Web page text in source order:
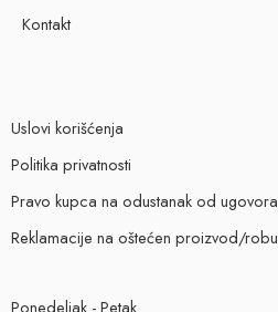
Kontakt
Uslovi korišćenja
Politika privatnosti
Pravo kupca na odustanak od ugovora
Reklamacije na oštećen proizvod/robu
Ponedeljak - Petak